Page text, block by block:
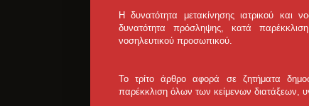
Η δυνατότητα μετακίνησης ιατρικού
δυνατότητα πρόσληψης, κατά
νοσηλευτικού προσωπικού.
Το τρίτο άρθρο αφορά σε ζητήματα
παρέκκλιση όλων των κείμενων διατάξεων,